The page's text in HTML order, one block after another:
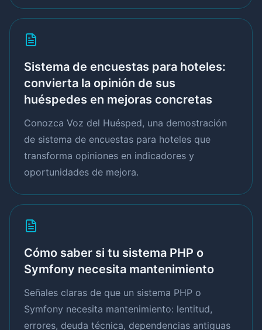
Sistema de encuestas para hoteles:
convierta la opinión de sus
huéspedes en mejoras concretas
Conozca Voz del Huésped, una demostración
de sistema de encuestas para hoteles que
transforma opiniones en indicadores y
oportunidades de mejora.
Cómo saber si tu sistema PHP o
Symfony necesita mantenimiento
Señales claras de que un sistema PHP o
Symfony necesita mantenimiento: lentitud,
errores, deuda técnica, dependencias antiguas